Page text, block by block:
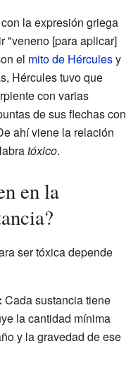
la expresión griega
"veneno [para aplicar]
el mito de Hérculesy
Hércules tuvo que
con varias
de sus flechas con
ahí viene la relación
tóxico.
en la
ser tóxica depende
Cada sustancia tiene
la cantidad mínima
y la gravedad de ese